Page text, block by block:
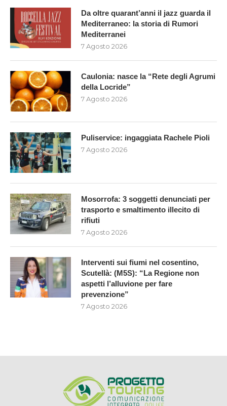
Da oltre quarant’anni il jazz guarda il
Mediterraneo: la storia di Rumori
Mediterranei
7 Agosto 2026
Caulonia: nasce la “Rete degli Agrumi
della Locride”
7 Agosto 2026
Puliservice: ingaggiata Rachele Pioli
7 Agosto 2026
Mosorrofa: 3 soggetti denunciati per
trasporto e smaltimento illecito di
rifiuti
7 Agosto 2026
Interventi sui fiumi nel cosentino,
Scutellà: (M5S): “La Regione non
aspetti l’alluvione per fare
prevenzione”
7 Agosto 2026